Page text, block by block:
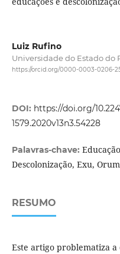
Luiz Rufino
Universidade do Estado do
https://orcid.org/0000-0003-0206-
DOI: https://doi.org/
1579.2020v13n3.54228
Palavras-chave:
Descolonização, Exu,
RESUMO
Este artigo problematiza a